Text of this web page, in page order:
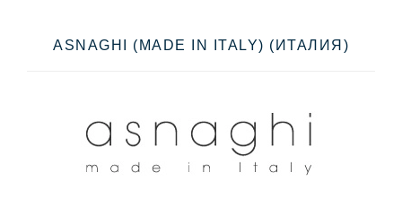
ASNAGHI (MADE IN ITALY) (ИТАЛИЯ)